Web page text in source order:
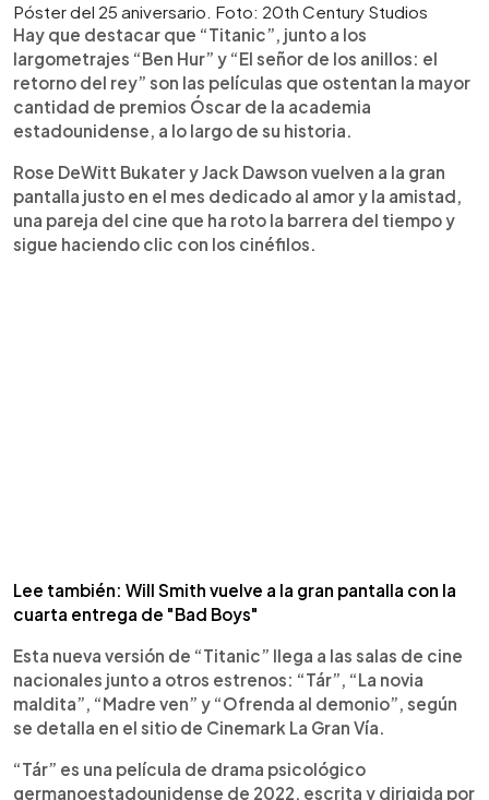
Póster del 25 aniversario. Foto: 20th Century Studios
Hay que destacar que “Titanic”, junto a los
largometrajes “Ben Hur” y “El señor de los anillos: el
retorno del rey” son las películas que ostentan la mayor
cantidad de premios Óscar de la academia
estadounidense, a lo largo de su historia.
Rose DeWitt Bukater y Jack Dawson vuelven a la gran
pantalla justo en el mes dedicado al amor y la amistad,
una pareja del cine que ha roto la barrera del tiempo y
sigue haciendo clic con los cinéfilos.
Lee también: Will Smith vuelve a la gran pantalla con la
cuarta entrega de "Bad Boys"
Esta nueva versión de “Titanic” llega a las salas de cine
nacionales junto a otros estrenos: “Tár”, “La novia
maldita”, “Madre ven” y “Ofrenda al demonio”, según
se detalla en el sitio de Cinemark La Gran Vía.
“Tár” es una película de drama psicológico
germanoestadounidense de 2022, escrita y dirigida por